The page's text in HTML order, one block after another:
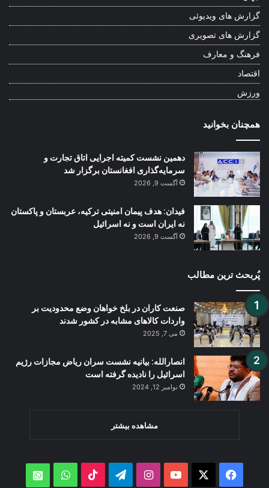
گزارش های ویدیوئی
گزارش های تصویری
فرهنگ و معارف
اقتصاد
ورزش
همچنان بخوانید
دهمین نشست کمیته اجرایی اتاق تجارت و
سرمایه‌گذاری افغانستان برگزار شد
آگست 9, 2026
فیدان: هدف پیمان امنیتی ترکیه، عربستان و پاکستان
نه ایران است و نه اسرائیل
آگست 9, 2026
پُربحث ترین مطالب
صنعت کاران در بلخ خواهان وضع محدودیت بر
واردات کالاهای مشابه در کشور شدند
می 7, 2025
انصارالله: بیانیه نشست سران ریاض مجازات رژیم
اسرائیل را نادیده گرفته است
نوامبر 12, 2024
مشاهده بیشتر
Facebook
YouTube
Instagram
Telegram
TikTok
WhatsApp